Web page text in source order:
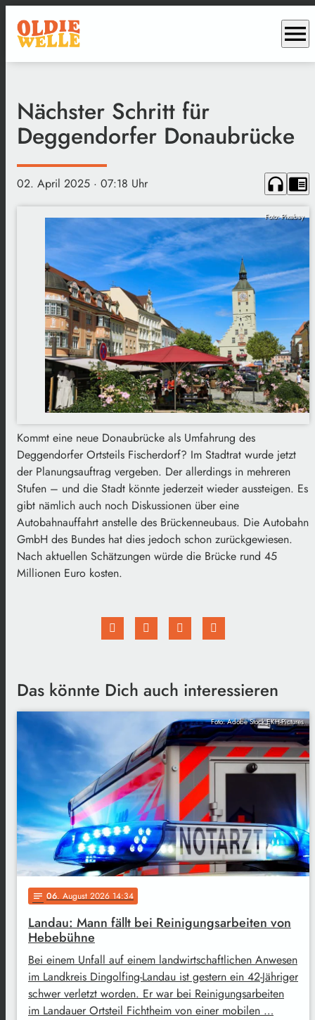
menu
Nächster Schritt für
Deggendorfer Donaubrücke
02. April 2025 · 07:18 Uhr headphones chrome_reader_mode
Foto: Pixabay
Kommt eine neue Donaubrücke als Umfahrung des
Deggendorfer Ortsteils Fischerdorf? Im Stadtrat wurde jetzt
der Planungsauftrag vergeben. Der allerdings in mehreren
Stufen – und die Stadt könnte jederzeit wieder aussteigen. Es
gibt nämlich auch noch Diskussionen über eine
Autobahnauffahrt anstelle des Brückenneubaus. Die Autobahn
GmbH des Bundes hat dies jedoch schon zurückgewiesen.
Nach aktuellen Schätzungen würde die Brücke rund 45
Millionen Euro kosten.
Das könnte Dich auch interessieren
Foto: Adobe Stock EKH-Pictures
notes 06. August 2026 14:34
Landau: Mann fällt bei Reinigungsarbeiten von
Hebebühne
Bei einem Unfall auf einem landwirtschaftlichen Anwesen
im Landkreis Dingolfing-Landau ist gestern ein 42-Jähriger
schwer verletzt worden. Er war bei Reinigungsarbeiten
im Landauer Ortsteil Fichtheim von einer mobilen …